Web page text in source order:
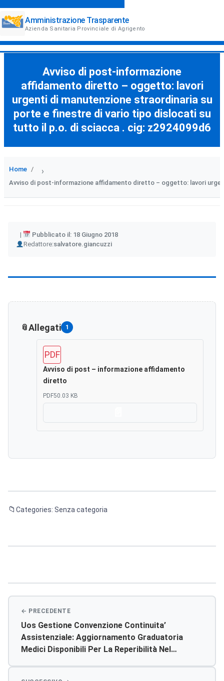
Amministrazione Trasparente
Azienda Sanitaria Provinciale di Agrigento
Avviso di post-informazione
affidamento diretto – oggetto: lavori
urgenti di manutenzione straordinaria su
porte e finestre di vario tipo dislocati su
tutto il p.o. di sciacca . cig: z2924099d6
Home ›
Avviso di post-informazione affidamento diretto – oggetto: lavori
Pubblicato il: 18 Giugno 2018
Redattore:
Author salvatore.giancuzzi
Allegati 1
PDF
Avviso di post – informazione affidamento
diretto
PDF50.03 KB
Categories: Senza categoria
Uos Gestione Convenzione Continuita’
Assistenziale: Aggiornamento Graduatoria
Medici Disponibili Per La Reperibilità Nel